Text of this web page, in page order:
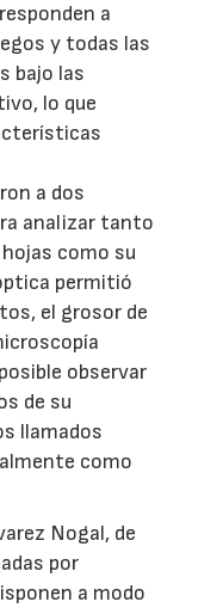
a
y todas las
bajo las
lo que
a dos
analizar tanto
como su
permitió
el grosor de
observar
de su
llamados
como
Nogal, de
por
a modo